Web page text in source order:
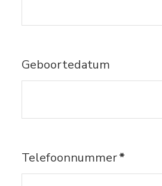
Geboortedatum
Telefoonnummer*